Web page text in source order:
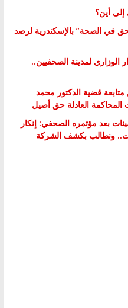
أين؟
في الصحة” بالإسكندرية لرصد
الوزاري لمدينة الصحفيين..
قضية الدكتور محمد
المحاكمة العادلة حق أصيل
بعد مؤتمره الصحفي: إنكار
ونطالب بكشف الشركة